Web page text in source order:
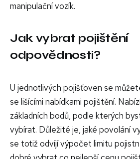
manipulační vozík.
Jak vybrat pojištění
odpovědnosti?
U jednotlivých pojišťoven se
se lišícími nabídkami pojištění.
základních bodů, podle kterých
vybírat. Důležité je, jaké povolání
se totiž odvíjí výpočet limitu